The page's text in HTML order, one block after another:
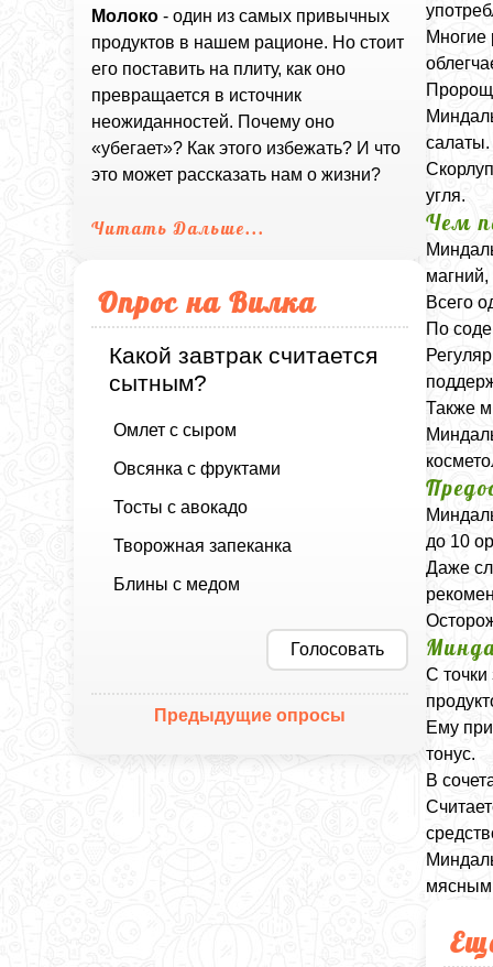
Молоко - один из самых привычных
продуктов в нашем рационе. Но стоит
его поставить на плиту, как оно
превращается в источник
неожиданностей. Почему оно
«убегает»? Как этого избежать? И что
это может рассказать нам о жизни?
Читать Дальше...
Опрос на Вилка
Какой завтрак считается
сытным?
Омлет с сыром
Овсянка с фруктами
Тосты с авокадо
Творожная запеканка
Блины с медом
Голосовать
Предыдущие опросы
Многие
салаты.
угля.
Чем
Всего
По
Также
до 10
Даже
С
Ему
тонус.
В